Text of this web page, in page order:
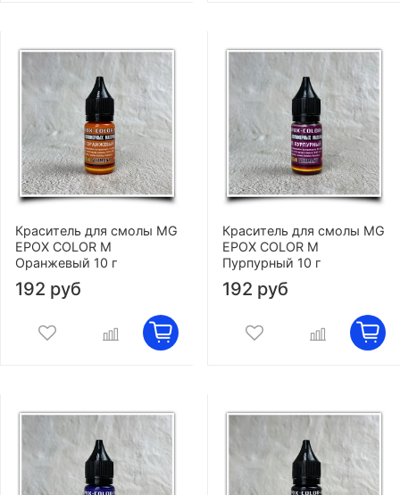
Краситель для смолы MG
EPOX COLOR M
Оранжевый 10 г
192 руб
Краситель для смолы MG
EPOX COLOR M
Пурпурный 10 г
192 руб